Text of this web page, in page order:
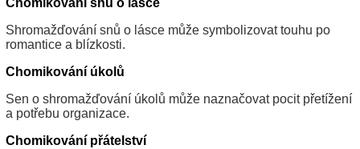
Chomikování snů o lásce
Shromažďování snů o lásce může symbolizovat touhu po
romantice a blízkosti.
Chomikování úkolů
Sen o shromažďování úkolů může naznačovat pocit přetížení
a potřebu organizace.
Chomikování přátelství